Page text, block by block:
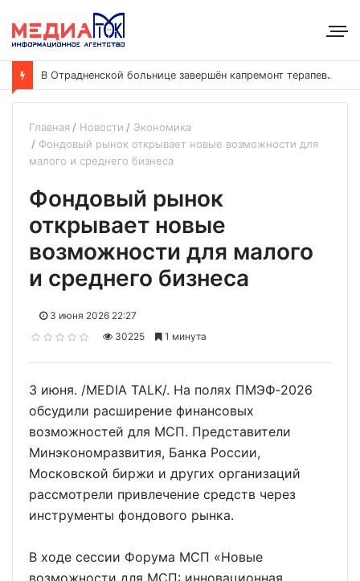
В
Отрадненской больнице завершён капремонт терапевтического корпуса
Главная Новости
Экономика
Фондовый рынок открывает новые возможности для
малого и среднего бизнеса
Фондовый рынок
открывает новые
возможности для малого
и среднего бизнеса
3 июня 2026 22:27
30225
1 минута
3 июня. /MEDIA TALK/. На полях ПМЭФ‑2026
обсудили расширение финансовых
возможностей для МСП. Представители
Минэкономразвития, Банка России,
Московской биржи и других организаций
рассмотрели привлечение средств через
инструменты фондового рынка.
В ходе сессии Форума МСП «Новые